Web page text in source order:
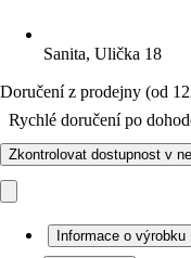
Sanita, Ulička 18
Doručení z prodejny (od
Rychlé doručení po
Zkontrolovat dostupnost v
Informace o výrobku